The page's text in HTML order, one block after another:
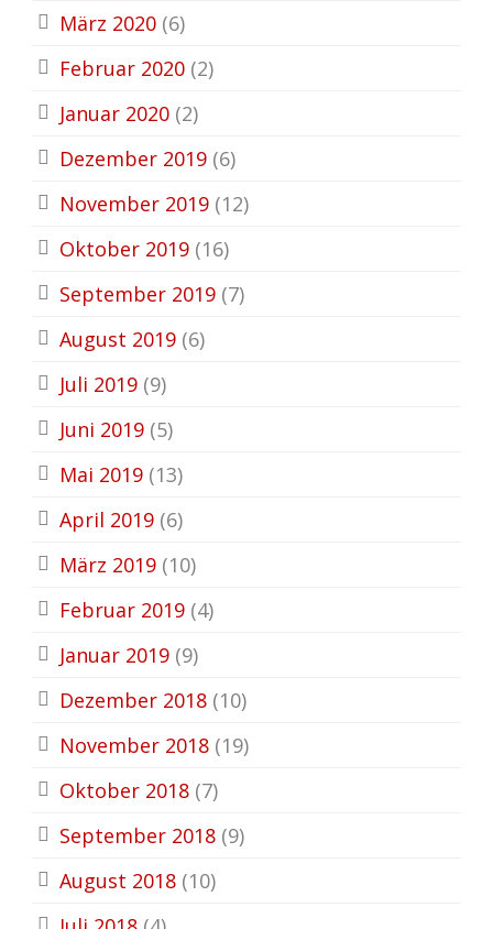
März 2020 (6)
Februar 2020 (2)
Januar 2020 (2)
Dezember 2019 (6)
November 2019 (12)
Oktober 2019 (16)
September 2019 (7)
August 2019 (6)
Juli 2019 (9)
Juni 2019 (5)
Mai 2019 (13)
April 2019 (6)
März 2019 (10)
Februar 2019 (4)
Januar 2019 (9)
Dezember 2018 (10)
November 2018 (19)
Oktober 2018 (7)
September 2018 (9)
August 2018 (10)